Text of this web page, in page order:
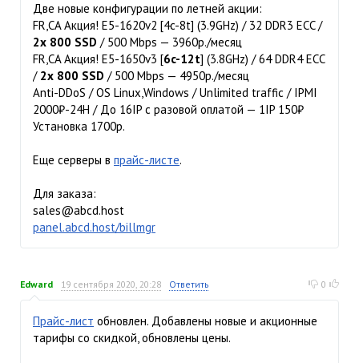
Две новые конфигурации по летней акции:
FR,CA Акция! E5-1620v2 [4c-8t] (3.9GHz) / 32 DDR3 ECC /
2x 800 SSD / 500 Mbps — 3960р./месяц
FR,CA Акция! E5-1650v3 [6c-12t] (3.8GHz) / 64 DDR4 ECC
/ 2x 800 SSD / 500 Mbps — 4950р./месяц
Anti-DDoS / OS Linux,Windows / Unlimited traffic / IPMI
2000₽-24H / До 16IP с разовой оплатой — 1IP 150₽
Установка 1700р.
Еще серверы в прайс-листе.
Для заказа:
sales@abcd.host
panel.abcd.host/billmgr
Edward 19 сентября 2020, 20:28 0
Ответить
Прайс-лист обновлен. Добавлены новые и акционные
тарифы со скидкой, обновлены цены.